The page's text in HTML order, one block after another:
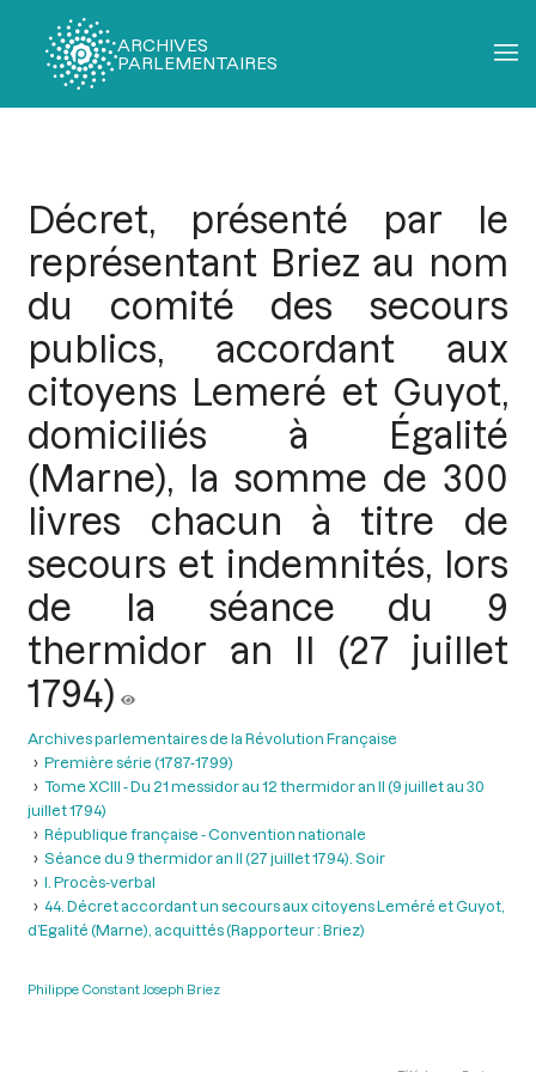
ARCHIVES
PARLEMENTAIRES
Décret, présenté par le
représentant Briez au nom
du comité des secours
publics, accordant aux
citoyens Lemeré et Guyot,
domiciliés à Égalité
(Marne), la somme de 300
livres chacun à titre de
secours et indemnités, lors
de la séance du 9
thermidor an II (27 juillet
1794)
Archives parlementaires de la Révolution Française
Première série (1787-1799)
Tome XCIII - Du 21 messidor au 12 thermidor an II (9 juillet au 30
juillet 1794)
République française - Convention nationale
Séance du 9 thermidor an II (27 juillet 1794). Soir
I. Procès-verbal
44. Décret accordant un secours aux citoyens Leméré et Guyot,
d’Egalité (Marne), acquittés (Rapporteur : Briez)
Philippe Constant Joseph Briez